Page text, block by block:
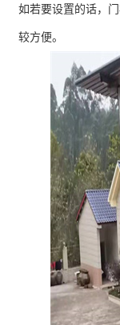
如若要设置的话，
较方便。